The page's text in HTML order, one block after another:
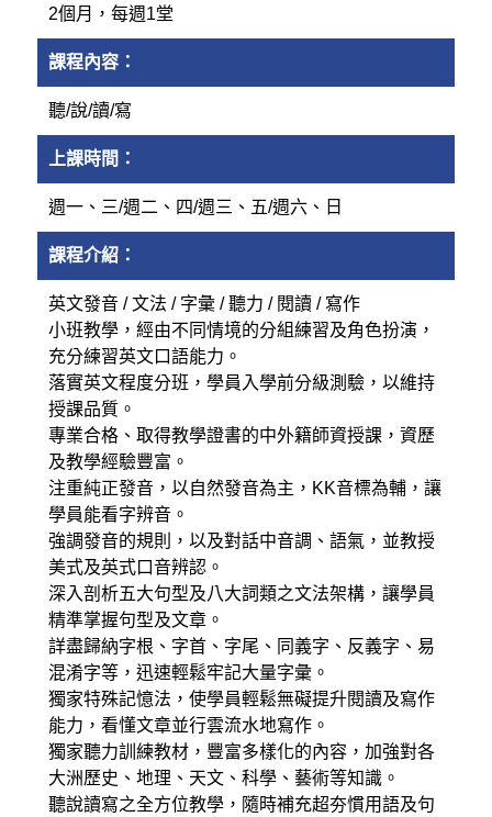
2個月，每週1堂
課程內容：
聽/說/讀/寫
上課時間：
週一、三/週二、四/週三、五/週六、日
課程介紹：
英文發音 / 文法 / 字彙 / 聽力 / 閱讀 / 寫作
小班教學，經由不同情境的分組練習及角色扮演，
充分練習英文口語能力。
落實英文程度分班，學員入學前分級測驗，以維持
授課品質。
專業合格、取得教學證書的中外籍師資授課，資歷
及教學經驗豐富。
注重純正發音，以自然發音為主，KK音標為輔，讓
學員能看字辨音。
強調發音的規則，以及對話中音調、語氣，並教授
美式及英式口音辨認。
深入剖析五大句型及八大詞類之文法架構，讓學員
精準掌握句型及文章。
詳盡歸納字根、字首、字尾、同義字、反義字、易
混淆字等，迅速輕鬆牢記大量字彙。
獨家特殊記憶法，使學員輕鬆無礙提升閱讀及寫作
能力，看懂文章並行雲流水地寫作。
獨家聽力訓練教材，豐富多樣化的內容，加強對各
大洲歷史、地理、天文、科學、藝術等知識。
聽說讀寫之全方位教學，隨時補充超夯慣用語及句